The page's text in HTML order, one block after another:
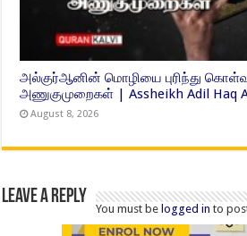
அல்குர்ஆனின் மொழியை புரிந்து
அணுகுமுறைகள் | Assheikh Adil Haq
August 8, 2026
Leave a Reply
You must belogged in to